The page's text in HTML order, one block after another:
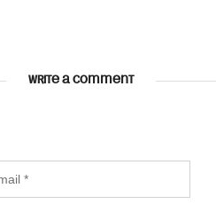
WRITE A COMMENT